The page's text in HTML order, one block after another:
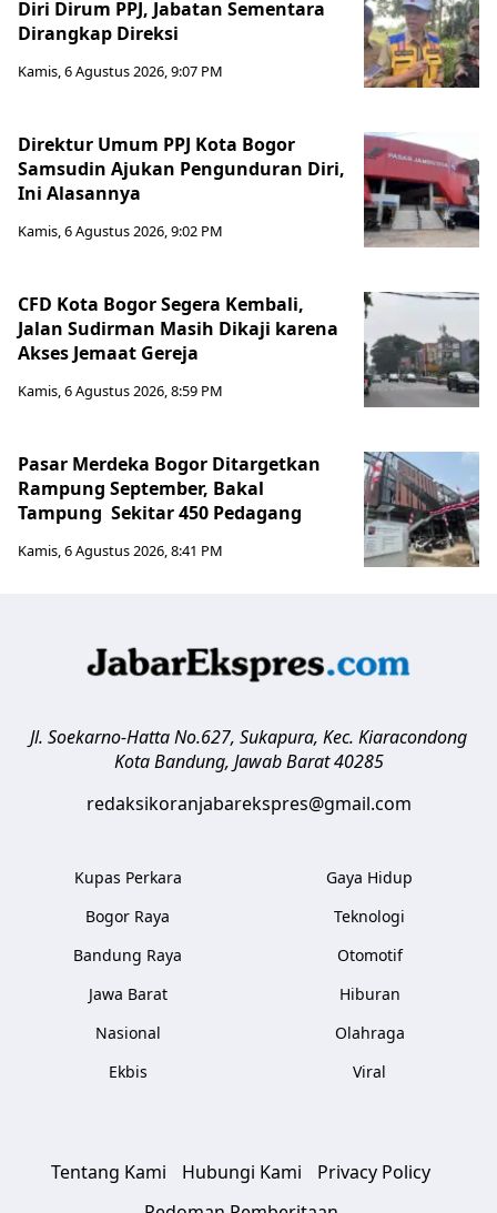
Diri Dirum PPJ, Jabatan Sementara
Dirangkap Direksi
Kamis, 6 Agustus 2026, 9:07 PM
Direktur Umum PPJ Kota Bogor
Samsudin Ajukan Pengunduran Diri,
Ini Alasannya
Kamis, 6 Agustus 2026, 9:02 PM
CFD Kota Bogor Segera Kembali,
Jalan Sudirman Masih Dikaji karena
Akses Jemaat Gereja
Kamis, 6 Agustus 2026, 8:59 PM
Pasar Merdeka Bogor Ditargetkan
Rampung September, Bakal
Tampung Sekitar 450 Pedagang
Kamis, 6 Agustus 2026, 8:41 PM
Jl. Soekarno-Hatta No.627, Sukapura, Kec. Kiaracondong
Kota Bandung, Jawab Barat 40285
redaksikoranjabarekspres@gmail.com
Kupas Perkara
Bogor Raya
Bandung Raya
Jawa Barat
Nasional
Ekbis
Gaya Hidup
Teknologi
Otomotif
Hiburan
Olahraga
Viral
Tentang Kami Hubungi Kami
Privacy Policy